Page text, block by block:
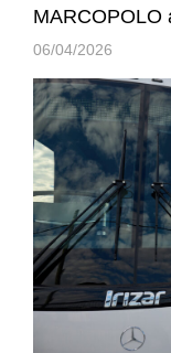
MARCOPOLO
06/04/2026